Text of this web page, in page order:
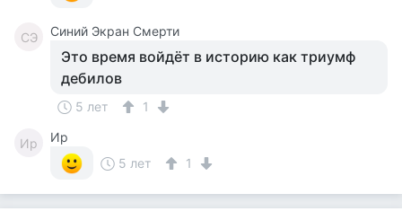
СЭ Синий Экран Смерти
Это время войдёт в историю как триумф
дебилов
5 лет 1
Ир
Ир
5 лет
1